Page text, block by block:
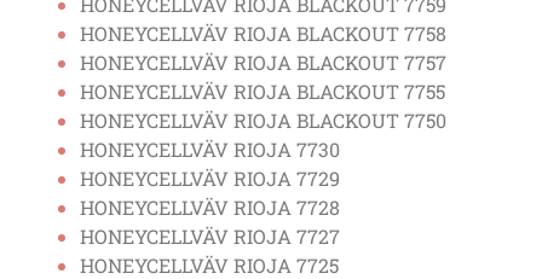
HONEYCELLVÄV RIOJA BLACKOUT 7758
HONEYCELLVÄV RIOJA BLACKOUT 7757
HONEYCELLVÄV RIOJA BLACKOUT 7755
HONEYCELLVÄV RIOJA BLACKOUT 7750
HONEYCELLVÄV RIOJA 7730
HONEYCELLVÄV RIOJA 7729
HONEYCELLVÄV RIOJA 7728
HONEYCELLVÄV RIOJA 7727
HONEYCELLVÄV RIOJA 7725